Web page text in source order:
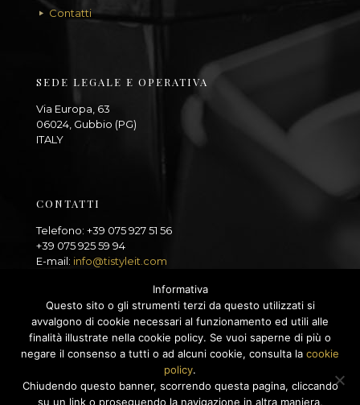
Contatti
SEDE LEGALE E OPERATIVA
Via Europa, 63
06024, Gubbio (PG)
ITALY
CONTATTI
Telefono: +39 075 927 51 56
+39 075 925 59 94
E-mail: info@tistyleit.com
©2025 Ti STYLE iT | Via Europa, 63 - 06024, Gubbio (PG) -
ITALY | Capitale Sociale: 100.000,00 € i.v. - P.IVA
Informativa
Questo sito o gli strumenti terzi da questo utilizzati si
avvalgono di cookie necessari al funzionamento ed utili alle
finalità illustrate nella cookie policy. Se vuoi saperne di più o
negare il consenso a tutti o ad alcuni cookie, consulta la cookie
policy.
Chiudendo questo banner, scorrendo questa pagina, cliccando
su un link o proseguendo la navigazione in altra maniera,